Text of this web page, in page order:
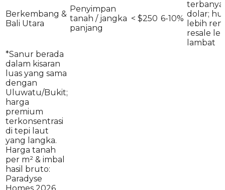
Berkembang &
Bali Utara
Penyimpan
tanah / jangka
panjang
< $250 6-10% dolar;
lebih
resale
lambat
*Sanur berada
dalam kisaran
luas yang sama
dengan
Uluwatu/Bukit;
harga
premium
terkonsentrasi
di tepi laut
yang langka.
Harga tanah
per m² & imbal
hasil bruto:
Paradyse
Homes 2026